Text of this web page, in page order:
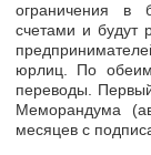
ограничения в
счетами и будут
юрлиц. По обеим
переводы.
Меморандума
месяцев с